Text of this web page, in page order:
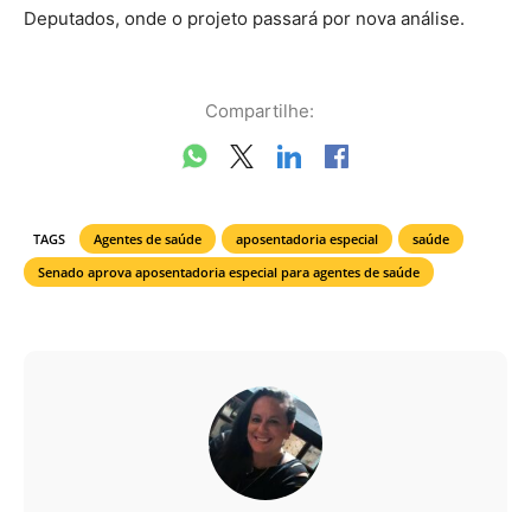
Deputados, onde o projeto passará por nova análise.
Compartilhe:
TAGS Agentes de saúde aposentadoria especial
saúde
Senado aprova aposentadoria especial para agentes de saúde